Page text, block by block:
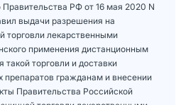
РФ от 16 мая 2020 N
выдачи разрешения на
торговли лекарственными
применения дистанционным
торговли и доставки
препаратов гражданам и внесении
Правительства Российской